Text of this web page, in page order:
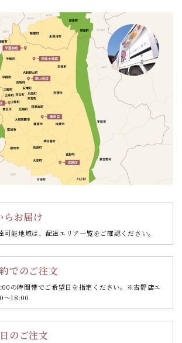
らお届け
可能地域は、配達エリア一覧をご確認ください。
でのご注文
の時間帯でご希望日を指定ください。 ※吉野店エ
～18:00
のご注文